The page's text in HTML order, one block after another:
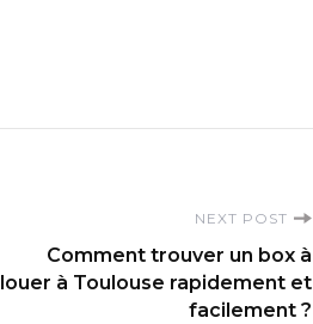
NEXT POST
Comment trouver un box à
louer à Toulouse rapidement et
facilement ?